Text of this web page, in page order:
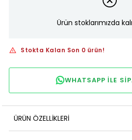
Ürün stoklarımızda
Stokta Kalan Son 0 ürün!
WHATSAPP ILE
ÜRÜN ÖZELLIKLERI